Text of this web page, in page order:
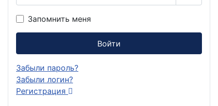
Запомнить меня
Войти
Забыли пароль?
Забыли логин?
Регистрация